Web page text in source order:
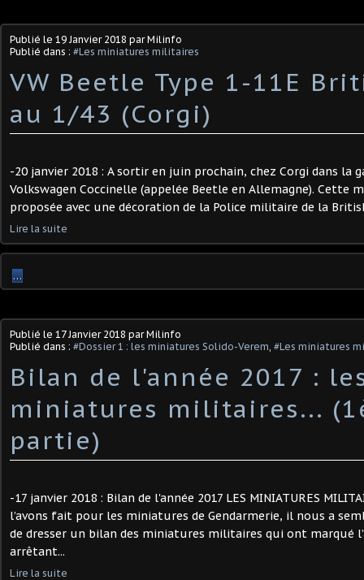
Publié le 19 Janvier 2018 par Milinfo
Publié dans : #Les miniatures militaires
VW Beetle Type 1-11E
au 1/43 (Corgi)
-20 janvier 2018 : A sortir en juin prochain, chez Corgi dans la
Volkswagen Coccinelle (appelée Beetle en Allemagne). Cette
proposée avec une décoration de la Police militaire de la British
Lire la suite
…
Publié le 17 Janvier 2018 par Milinfo
Publié dans : #Dossier 1 : les miniatures Solido-Verem, #Les miniatures
Bilan de l'année 2017 :
miniatures militaires...
partie)
-17 janvier 2018 : Bilan de l'année 2017 LES MINIATURES
l’avons fait pour les miniatures de Gendarmerie, il nous a
de dresser un bilan des miniatures militaires qui ont marqué
arrêtant...
Lire la suite